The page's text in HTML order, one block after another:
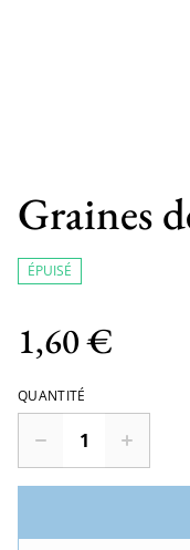
Graines
ÉPUISÉ
1,60 €
QUANTITÉ